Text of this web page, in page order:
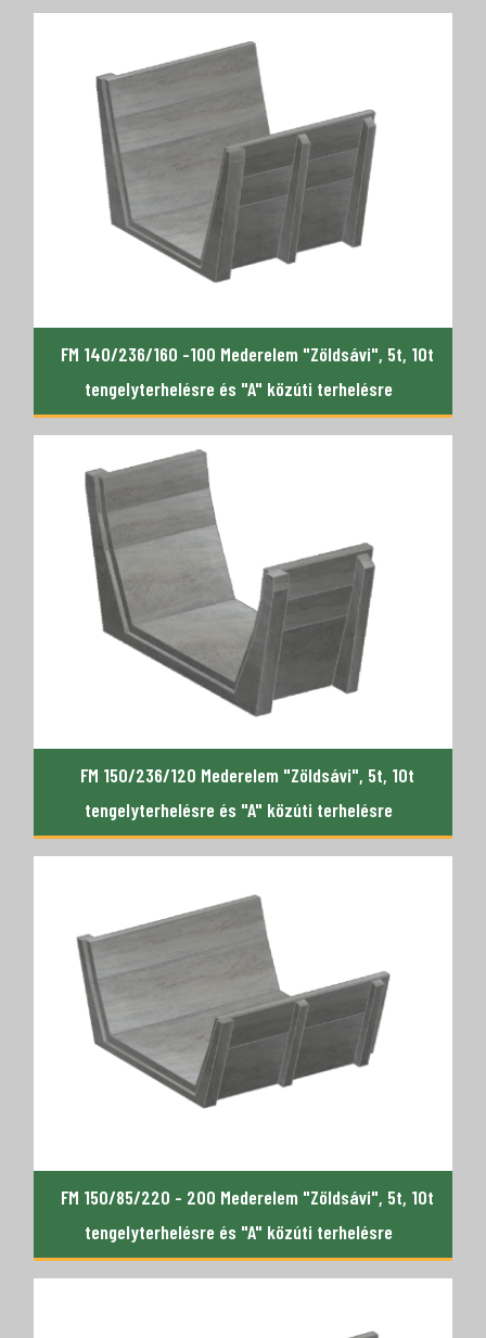
FM 140/236/160 -100 Mederelem "Zöldsávi", 5t, 10t
tengelyterhelésre és "A" közúti terhelésre
FM 150/236/120 Mederelem "Zöldsávi", 5t, 10t
tengelyterhelésre és "A" közúti terhelésre
FM 150/85/220 - 200 Mederelem "Zöldsávi", 5t, 10t
tengelyterhelésre és "A" közúti terhelésre